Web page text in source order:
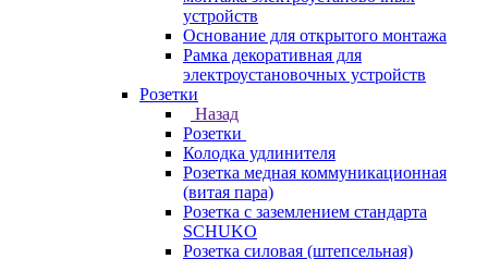
устройств
Основание для открытого монтажа
Рамка декоративная для
электроустановочных устройств
Розетки
Назад
Розетки
Колодка удлинителя
Розетка медная коммуникационная
(витая пара)
Розетка с заземлением стандарта
SCHUKO
Розетка силовая (штепсельная)